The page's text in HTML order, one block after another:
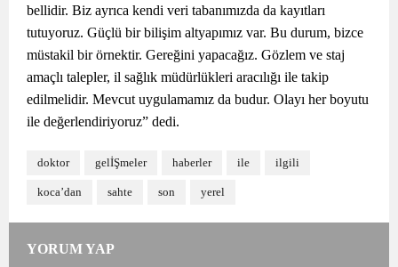
bellidir. Biz ayrıca kendi veri tabanımızda da kayıtları
tutuyoruz. Güçlü bir bilişim altyapımız var. Bu durum, bizce
müstakil bir örnektir. Gereğini yapacağız. Gözlem ve staj
amaçlı talepler, il sağlık müdürlükleri aracılığı ile takip
edilmelidir. Mevcut uygulamamız da budur. Olayı her boyutu
ile değerlendiriyoruz” dedi.
doktor gelİŞmeler haberler ile ilgili
koca’dan sahte son yerel
YORUM YAP